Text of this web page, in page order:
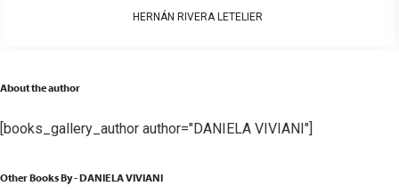
HERNÁN RIVERA LETELIER
About the author
[books_gallery_author author="DANIELA VIVIANI"]
Other Books By - DANIELA VIVIANI